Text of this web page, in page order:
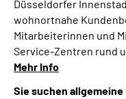
Suche
Düsseldorfer
wohnortnahe
Mitarbeiterinnen und
Service-Zentren rund
Mehr Info
Sie suchen